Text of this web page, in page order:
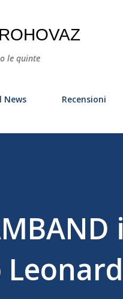
le quinte
News Recensioni